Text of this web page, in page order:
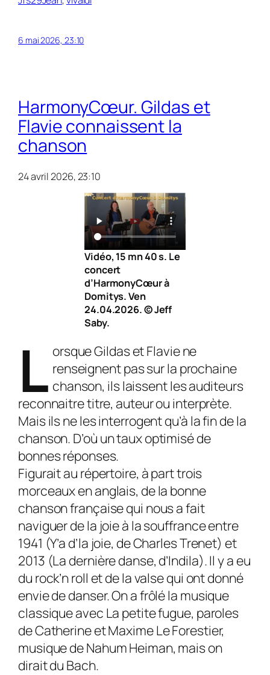
6 mai 2026, 23:10
HarmonyCœur. Gildas et
Flavie connaissent la
chanson
24 avril 2026, 23:10
Vidéo, 15 mn 40 s. Le
concert
d’HarmonyCœur à
Domitys. Ven
24.04.2026. © Jeff
Saby.
L orsque Gildas et Flavie ne
renseignent pas sur la prochaine
chanson, ils laissent les auditeurs
reconnaitre titre, auteur ou interprète.
Mais ils ne les interrogent qu’à la fin de la
chanson. D’où un taux optimisé de
bonnes réponses.
Figurait au répertoire, à part trois
morceaux en anglais, de la bonne
chanson française qui nous a fait
naviguer de la joie à la souffrance entre
1941 (Y’a d’la joie, de Charles Trenet) et
2013 (La dernière danse, d’Indila). Il y a eu
du rock’n roll et de la valse qui ont donné
envie de danser. On a frôlé la musique
classique avec La petite fugue, paroles
de Catherine et Maxime Le Forestier,
musique de Nahum Heiman, mais on
dirait du Bach.